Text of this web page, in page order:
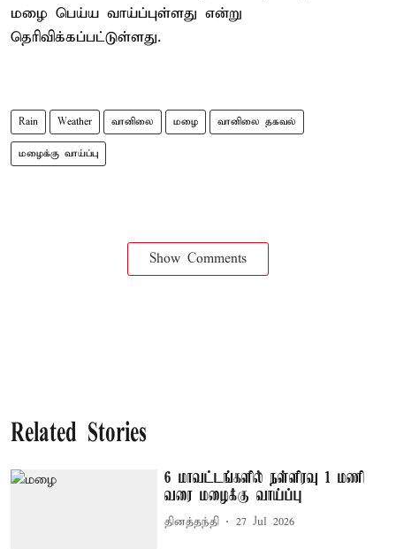
மழை பெய்ய வாய்ப்புள்ளது என்று
தெரிவிக்கப்பட்டுள்ளது.
Rain Weather வானிலை மழை வானிலை தகவல்
மழைக்கு வாய்ப்பு
Show Comments
Related Stories
6 மாவட்டங்களில் நள்ளிரவு 1 மணி
வரை மழைக்கு வாய்ப்பு
தினத்தந்தி 27 Jul 2026